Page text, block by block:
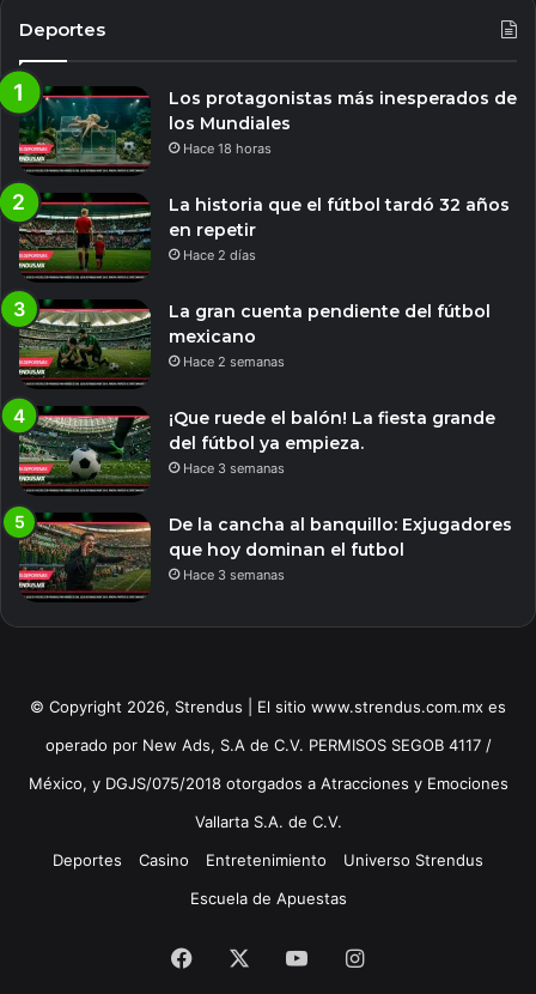
Deportes
Los protagonistas más inesperados de
los Mundiales
Hace 18 horas
La historia que el fútbol tardó 32 años
en repetir
Hace 2 días
La gran cuenta pendiente del fútbol
mexicano
Hace 2 semanas
¡Que ruede el balón! La fiesta grande
del fútbol ya empieza.
Hace 3 semanas
De la cancha al banquillo: Exjugadores
que hoy dominan el futbol
Hace 3 semanas
© Copyright 2026, Strendus | El sitio www.strendus.com.mx es
operado por New Ads, S.A de C.V. PERMISOS SEGOB 4117 /
México, y DGJS/075/2018 otorgados a Atracciones y Emociones
Vallarta S.A. de C.V.
Deportes
Casino Entretenimiento
Universo Strendus
Escuela de Apuestas
Facebook YouTubeInstagram